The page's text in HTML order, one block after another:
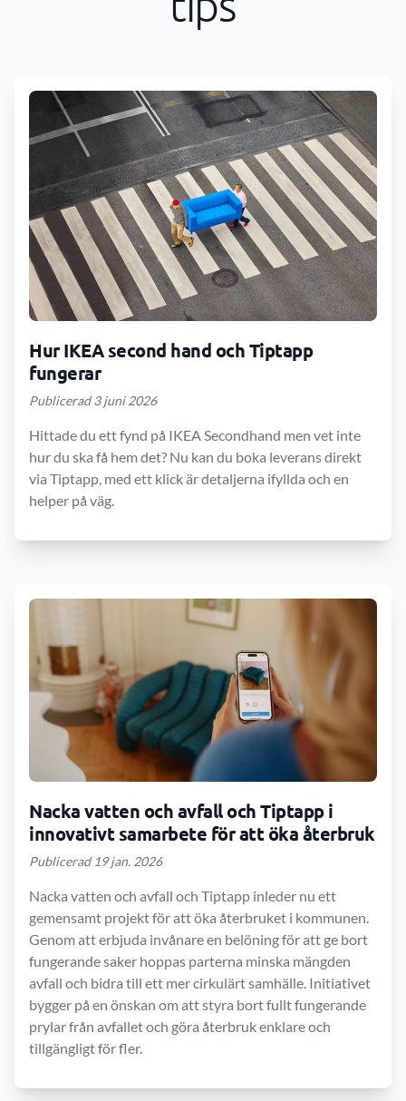
Hur IKEA second hand och Tiptapp
fungerar
Publicerad 3 juni 2026
Hittade du ett fynd på IKEA Secondhand men vet inte
hur du ska få hem det? Nu kan du boka leverans direkt
via Tiptapp, med ett klick är detaljerna ifyllda och en
helper på väg.
Nacka vatten och avfall och Tiptapp i
innovativt samarbete för att öka återbruk
Publicerad 19 jan. 2026
Nacka vatten och avfall och Tiptapp inleder nu ett
gemensamt projekt för att öka återbruket i kommunen.
Genom att erbjuda invånare en belöning för att ge bort
fungerande saker hoppas parterna minska mängden
avfall och bidra till ett mer cirkulärt samhälle. Initiativet
bygger på en önskan om att styra bort fullt fungerande
prylar från avfallet och göra återbruk enklare och
tillgängligt för fler.